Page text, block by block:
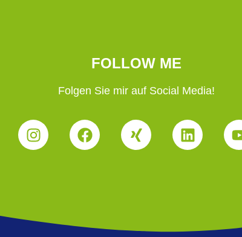
FOLLOW ME
Folgen Sie mir auf Social Media!